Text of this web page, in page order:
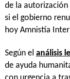
de la
si el gobierno
hoy Amnistía
Según el análisis
de ayuda